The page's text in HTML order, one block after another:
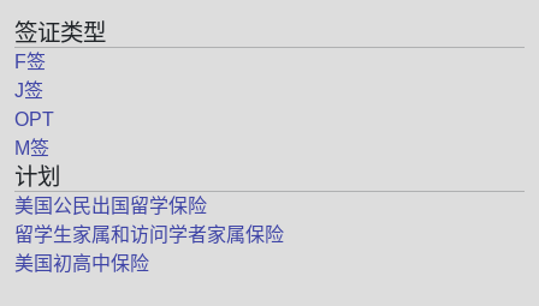
签证类型
F签
J签
OPT
M签
计划
美国公民出国留学保险
留学生家属和访问学者家属保险
美国初高中保险